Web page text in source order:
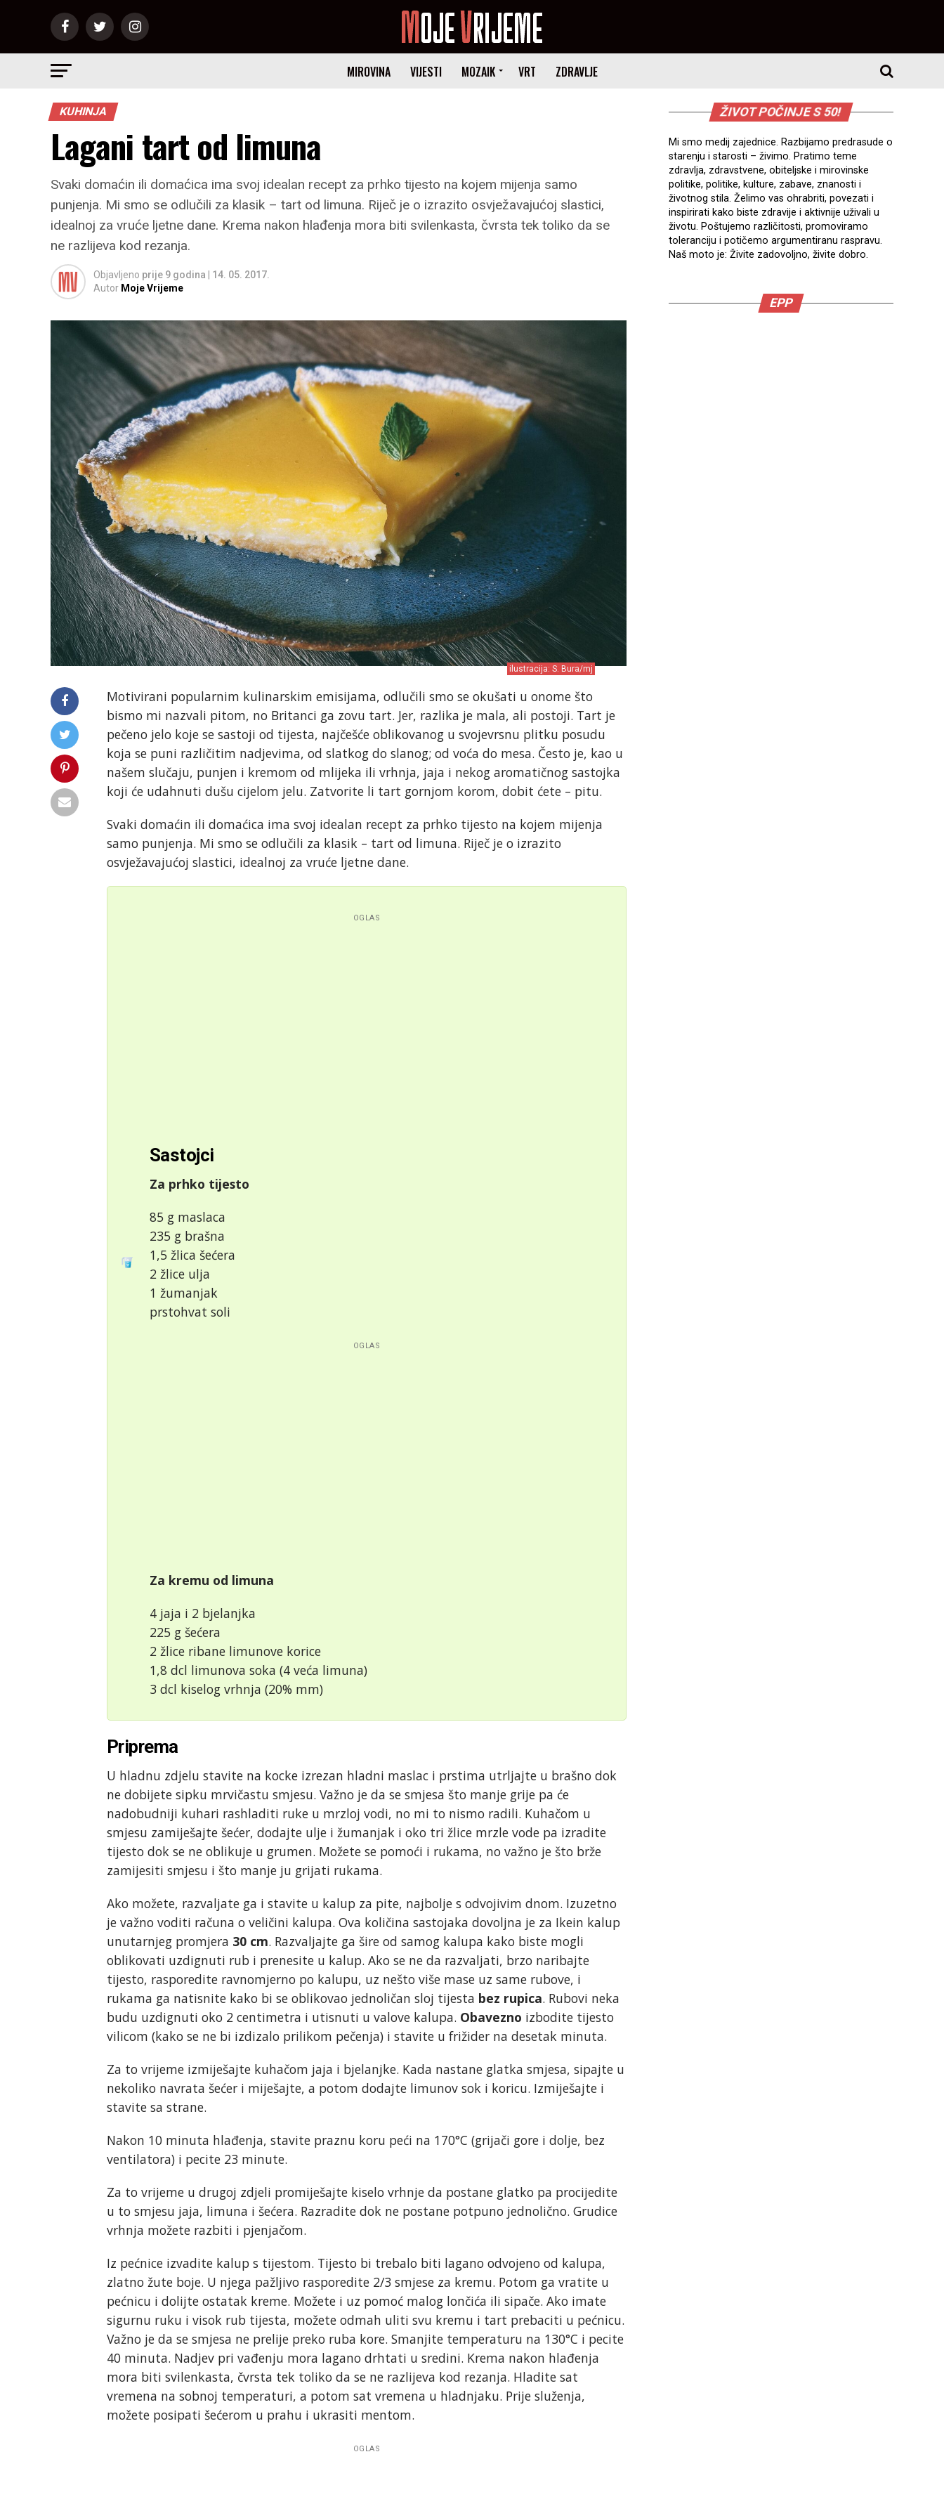
MIROVINA VIJESTI MOZAIK VRT ZDRAVLJE
KUHINJA
Lagani tart od limuna
Svaki domaćin ili domaćica ima svoj idealan recept za prhko tijesto na kojem mijenja samo
punjenja. Mi smo se odlučili za klasik – tart od limuna. Riječ je o izrazito osvježavajućoj slastici,
idealnoj za vruće ljetne dane. Krema nakon hlađenja mora biti svilenkasta, čvrsta tek toliko da se
ne razlijeva kod rezanja.
Objavljeno prije 9 godina
14. 05. 2017.
Autor Moje Vrijeme
ilustracija: S. Bura/mj
Motivirani popularnim kulinarskim emisijama, odlučili smo se okušati u onome što
bismo mi nazvali pitom, no Britanci ga zovu tart. Jer, razlika je mala, ali postoji. Tart je
pečeno jelo koje se sastoji od tijesta, najčešće oblikovanog u svojevrsnu plitku posudu
koja se puni različitim nadjevima, od slatkog do slanog; od voća do mesa. Često je, kao u
našem slučaju, punjen i kremom od mlijeka ili vrhnja, jaja i nekog aromatičnog sastojka
koji će udahnuti dušu cijelom jelu. Zatvorite li tart gornjom korom, dobit ćete – pitu.
Svaki domaćin ili domaćica ima svoj idealan recept za prhko tijesto na kojem mijenja
samo punjenja. Mi smo se odlučili za klasik – tart od limuna. Riječ je o izrazito
osvježavajućoj slastici, idealnoj za vruće ljetne dane.
OGLAS
Sastojci
Za prhko tijesto
85 g maslaca
235 g brašna
1,5 žlica šećera
2 žlice ulja
1 žumanjak
prstohvat soli
OGLAS
Za kremu od limuna
4 jaja i 2 bjelanjka
225 g šećera
2 žlice ribane limunove korice
1,8 dcl limunova soka (4 veća limuna)
3 dcl kiselog vrhnja (20% mm)
Priprema
U hladnu zdjelu stavite na kocke izrezan hladni maslac i prstima utrljajte u brašno dok
ne dobijete sipku mrvičastu smjesu. Važno je da se smjesa što manje grije pa će
nadobudniji kuhari rashladiti ruke u mrzloj vodi, no mi to nismo radili. Kuhačom u
smjesu zamiješajte šećer, dodajte ulje i žumanjak i oko tri žlice mrzle vode pa izradite
tijesto dok se ne oblikuje u grumen. Možete se pomoći i rukama, no važno je što brže
zamijesiti smjesu i što manje ju grijati rukama.
Ako možete, razvaljate ga i stavite u kalup za pite, najbolje s odvojivim dnom. Izuzetno
je važno voditi računa o veličini kalupa. Ova količina sastojaka dovoljna je za Ikein kalup
unutarnjeg promjera 30 cm. Razvaljajte ga šire od samog kalupa kako biste mogli
oblikovati uzdignuti rub i prenesite u kalup. Ako se ne da razvaljati, brzo naribajte
tijesto, rasporedite ravnomjerno po kalupu, uz nešto više mase uz same rubove, i
rukama ga natisnite kako bi se oblikovao jednoličan sloj tijesta bez rupica. Rubovi neka
budu uzdignuti oko 2 centimetra i utisnuti u valove kalupa. Obavezno izbodite tijesto
vilicom (kako se ne bi izdizalo prilikom pečenja) i stavite u frižider na desetak minuta.
Za to vrijeme izmiješajte kuhačom jaja i bjelanjke. Kada nastane glatka smjesa, sipajte u
nekoliko navrata šećer i miješajte, a potom dodajte limunov sok i koricu. Izmiješajte i
stavite sa strane.
Nakon 10 minuta hlađenja, stavite praznu koru peći na 170°C (grijači gore i dolje, bez
ventilatora) i pecite 23 minute.
Za to vrijeme u drugoj zdjeli promiješajte kiselo vrhnje da postane glatko pa procijedite
u to smjesu jaja, limuna i šećera. Razradite dok ne postane potpuno jednolično. Grudice
vrhnja možete razbiti i pjenjačom.
Iz pećnice izvadite kalup s tijestom. Tijesto bi trebalo biti lagano odvojeno od kalupa,
zlatno žute boje. U njega pažljivo rasporedite 2/3 smjese za kremu. Potom ga vratite u
pećnicu i dolijte ostatak kreme. Možete i uz pomoć malog lončića ili sipače. Ako imate
sigurnu ruku i visok rub tijesta, možete odmah uliti svu kremu i tart prebaciti u pećnicu.
Važno je da se smjesa ne prelije preko ruba kore. Smanjite temperaturu na 130°C i pecite
40 minuta. Nadjev pri vađenju mora lagano drhtati u sredini. Krema nakon hlađenja
mora biti svilenkasta, čvrsta tek toliko da se ne razlijeva kod rezanja. Hladite sat
vremena na sobnoj temperaturi, a potom sat vremena u hladnjaku. Prije služenja,
možete posipati šećerom u prahu i ukrasiti mentom.
OGLAS
ŽIVOT POČINJE S 50!
Mi smo medij zajednice. Razbijamo predrasude o
starenju i starosti – živimo. Pratimo teme
zdravlja, zdravstvene, obiteljske i mirovinske
politike, politike, kulture, zabave, znanosti i
životnog stila. Želimo vas ohrabriti, povezati i
inspirirati kako biste zdravije i aktivnije uživali u
životu. Poštujemo različitosti, promoviramo
toleranciju i potičemo argumentiranu raspravu.
Naš moto je: Živite zadovoljno, živite dobro.
EPP